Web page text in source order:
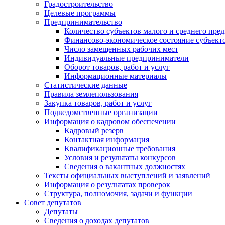
Градостроительство
Целевые программы
Предпринимательство
Количество субъектов малого и среднего
Финансово-экономическое состояние
Число замещенных рабочих мест
Индивидуальные предприниматели
Оборот товаров, работ и услуг
Информационные материалы
Статистические данные
Правила землепользования
Закупка товаров, работ и услуг
Подведомственные организации
Информация о кадровом обеспечении
Кадровый резерв
Контактная информация
Квалификационные требования
Условия и результаты конкурсов
Сведения о вакантных должностях
Тексты официальных выступлений и заявлений
Информация о результатах проверок
Структура, полномочия, задачи и функции
Совет депутатов
Депутаты
Сведения о доходах депутатов